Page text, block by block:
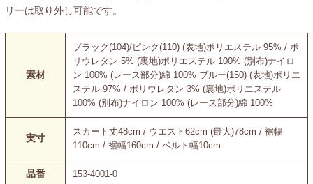
リーは取り外し可能です。
素材
ブラック(104)/ピンク(110) (表地)ポリエステル 95% / ポ
リウレタン 5% (裏地)ポリエステル 100% (別布)ナイロ
ン 100% (レース部分)綿 100% ブルー(150) (表地)ポリエ
ステル 97% / ポリウレタン 3% (裏地)ポリエステル
100% (別布)ナイロン 100% (レース部分)綿 100%
実寸
スカート丈48cm / ウエスト62cm (最大)78cm / 裾幅
110cm / 裾幅160cm / ベルト幅10cm
品番 153-4001-0